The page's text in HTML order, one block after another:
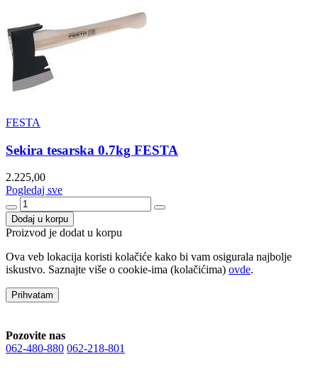
FESTA
Sekira tesarska 0.7kg FESTA
2.225,00
Pogledaj sve
Dodaj u korpu
Proizvod je dodat u korpu
Ova veb lokacija koristi kolačiće kako bi vam osigurala najbolje
iskustvo. Saznajte više o cookie-ima (kolačićima) ovde.
Prihvatam
Pozovite nas
062-480-880 062-218-801